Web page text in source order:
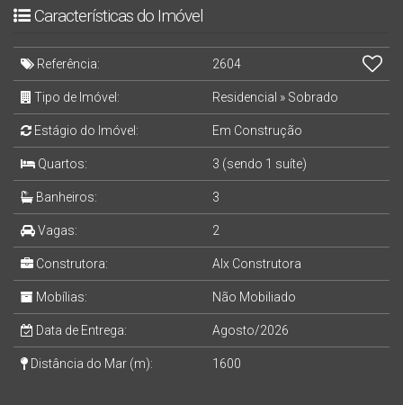
Características do Imóvel
Referência: 2604
Tipo de Imóvel: Residencial » Sobrado
Estágio do Imóvel: Em Construção
Quartos: 3 (sendo 1 suíte)
Banheiros: 3
Vagas: 2
Construtora: Alx Construtora
Mobílias: Não Mobiliado
Data de Entrega: Agosto/2026
Distância do Mar (m): 1600